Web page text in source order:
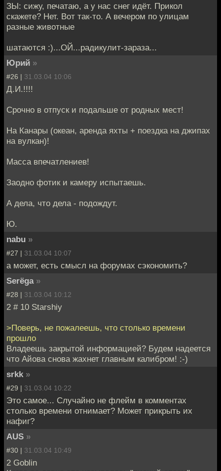
ЗЫ: сижу, печатаю, а у нас снег идёт. Прикол
скажете? Нет. Вот так-то. А вечером по улицам
разные животные
шатаются :)...ОЙ...радикулит-зараза...
Юрий »
#26 | 31.03.04 10:06
Д.И.!!!!
Срочно в отпуск и подальше от родных мест!
На Канары (океан, аренда яхты + поездка на джипах
на вулкан)!
Масса впечатлениев!
Заодно фотик и камеру испытаешь.
А дела, что дела - подождут.
Ю.
nabu »
#27 | 31.03.04 10:07
а может, есть смысл на форумах сэкономить?
Serёga »
#28 | 31.03.04 10:12
2 # 10 Starshiy
>Поверь, не пожалеешь, что столько времени
прошло
Владеешь закрытой информацией? Будем надеется
что Айова снова жахнет главным калибром! :-)
srkk »
#29 | 31.03.04 10:22
Это самое... Случайно не флейм в комментах
столько времени отнимает? Может прикрыть их
нафиг?
AUS »
#30 | 31.03.04 10:49
2 Goblin